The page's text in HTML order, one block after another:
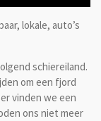
lokale, auto’s
schiereiland.
om een fjord
vinden we een
ons niet meer